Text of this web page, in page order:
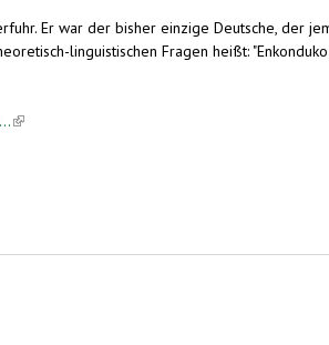
Er war der bisher einzige Deutsche, der
linguistischen Fragen heißt:
(link is external)